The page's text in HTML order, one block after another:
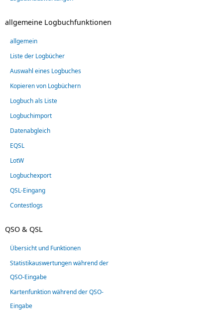
allgemeine Logbuchfunktionen
allgemein
Liste der Logbücher
Auswahl eines Logbuches
Kopieren von Logbüchern
Logbuch als Liste
Logbuchimport
Datenabgleich
EQSL
LotW
Logbuchexport
QSL-Eingang
Contestlogs
QSO & QSL
Übersicht und Funktionen
Statistikauswertungen während der
QSO-Eingabe
Kartenfunktion während der QSO-
Eingabe